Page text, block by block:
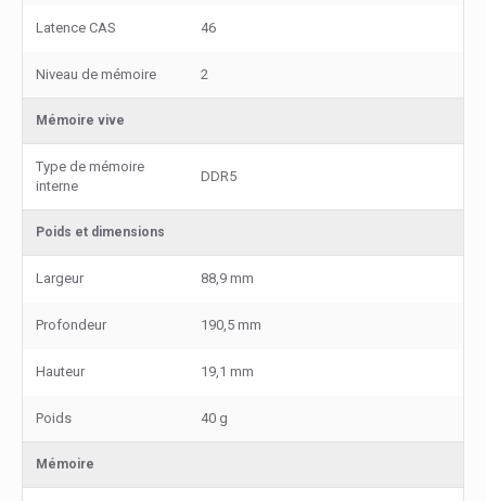
Latence CAS 46
Niveau de mémoire 2
Mémoire vive
Type de mémoire
interne
DDR5
Poids et dimensions
Largeur 88,9 mm
Profondeur 190,5 mm
Hauteur 19,1 mm
Poids 40 g
Mémoire